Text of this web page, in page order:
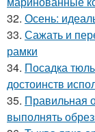
32. Осень:
33. Сажать и
рамки
34. Посадка
достоинств
35. Правильная
выполнять